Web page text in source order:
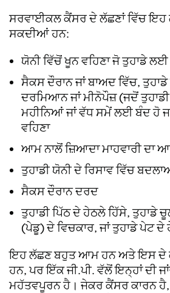
ਸਰਵਾਈਕਲ ਕੈਂਸਰ ਦੇ ਲੱਛਣਾਂ ਵਿੱਚ ਇਹ
ਸਕਦੀਆਂ ਹਨ:
ਯੋਨੀ ਵਿੱਚੋਂ ਖੂਨ ਵਹਿਣਾ ਜੋ ਤੁਹਾਡੇ
ਸੈਕਸ ਦੌਰਾਨ ਜਾਂ ਬਾਅਦ ਵਿੱਚ, ਤੁਹਾਡੇ
ਦਰਮਿਆਨ ਜਾਂ ਮੀਨੋਪੌਜ਼ (ਜਦੋਂ ਤੁਹਾਡੀ
ਮਹੀਨਿਆਂ ਜਾਂ ਵੱਧ ਸਮੇਂ ਲਈ ਬੰਦ ਹੋ
ਵਹਿਣਾ
ਆਮ ਨਾਲੋਂ ਜ਼ਿਆਦਾ ਮਾਹਵਾਰੀ ਦਾ
ਤੁਹਾਡੀ ਯੋਨੀ ਦੇ ਰਿਸਾਵ ਵਿੱਚ
ਸੈਕਸ ਦੌਰਾਨ ਦਰਦ
ਤੁਹਾਡੀ ਪਿੱਠ ਦੇ ਹੇਠਲੇ ਹਿੱਸੇ,
(ਪੇਡੂ) ਦੇ ਵਿਚਕਾਰ, ਜਾਂ ਤੁਹਾਡੇ ਪੇਟ
ਇਹ ਲੱਛਣ ਬਹੁਤ ਆਮ ਹਨ ਅਤੇ ਇਸ ਦੇ
ਹਨ, ਪਰ ਇੱਕ ਜੀ.ਪੀ. ਵੱਲੋਂ ਇਨ੍ਹਾਂ ਦੀ
ਮਹੱਤਵਪੂਰਨ ਹੈ। ਜੇਕਰ ਕੈਂਸਰ ਕਾਰਨ ਹੈ,